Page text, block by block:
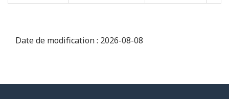
Date de modification : 2026-08-08